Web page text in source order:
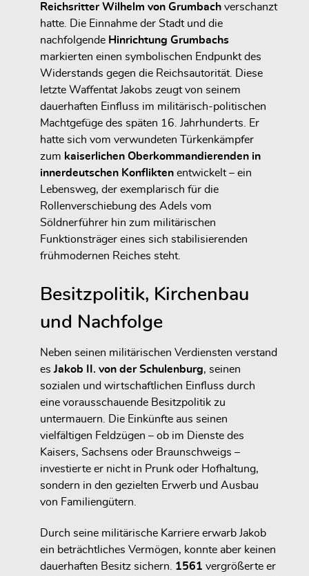
Reichsritter Wilhelm von Grumbach verschanzt
hatte. Die Einnahme der Stadt und die
nachfolgende Hinrichtung Grumbachs
markierten einen symbolischen Endpunkt des
Widerstands gegen die Reichsautorität. Diese
letzte Waffentat Jakobs zeugt von seinem
dauerhaften Einfluss im militärisch-politischen
Machtgefüge des späten 16. Jahrhunderts. Er
hatte sich vom verwundeten Türkenkämpfer
zum kaiserlichen Oberkommandierenden in
innerdeutschen Konflikten entwickelt – ein
Lebensweg, der exemplarisch für die
Rollenverschiebung des Adels vom
Söldnerführer hin zum militärischen
Funktionsträger eines sich stabilisierenden
frühmodernen Reiches steht.
Besitzpolitik, Kirchenbau
und Nachfolge
Neben seinen militärischen Verdiensten verstand
es Jakob II. von der Schulenburg, seinen
sozialen und wirtschaftlichen Einfluss durch
eine vorausschauende Besitzpolitik zu
untermauern. Die Einkünfte aus seinen
vielfältigen Feldzügen – ob im Dienste des
Kaisers, Sachsens oder Braunschweigs –
investierte er nicht in Prunk oder Hofhaltung,
sondern in den gezielten Erwerb und Ausbau
von Familiengütern
Durch seine militärische Karriere erwarb Jakob
ein beträchtliches Vermögen, konnte aber keinen
dauerhaften Besitz sichern. 1561 vergrößerte er